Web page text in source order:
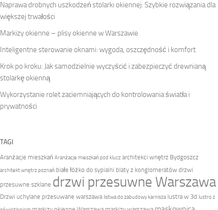
Naprawa drobnych uszkodzeń stolarki okiennej: Szybkie rozwiązania dla
większej trwałości
Markizy okienne – plisy okienne w Warszawie
Inteligentne sterowanie oknami: wygoda, oszczędność i komfort
Krok po kroku: Jak samodzielnie wyczyścić i zabezpieczyć drewnianą
stolarkę okienną
Wykorzystanie rolet zaciemniających do kontrolowania światła i
prywatności
TAGI
Aranżacje mieszkań Aranżacje mieszkań pod klucz architekci wnętrz Bydgoszcz
architekt wnętrz poznań białe łóżko do sypialni blaty z konglomeratów drzwi
przesuwne szklane drzwi przesuwne Warszawa
Drzwi uchylane przesuwane warszawa listwa do zabudowy karnisza lustra w 3d lustro z